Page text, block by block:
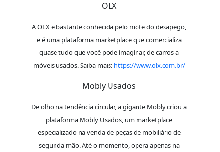
OLX
A OLX é bastante conhecida pelo mote do desapego,
e é uma plataforma marketplace que comercializa
quase tudo que você pode imaginar, de carros a
móveis usados. Saiba mais: https://www.olx.com.br/
Mobly Usados
De olho na tendência circular, a gigante Mobly criou a
plataforma Mobly Usados, um marketplace
especializado na venda de peças de mobiliário de
segunda mão. Até o momento, opera apenas na